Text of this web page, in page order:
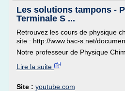
Les solutions tampons -
Terminale S ...
Retrouvez les cours de physique
site : http://www.bac-s.net/
Notre professeur de Physique
Lire la suite
Site : youtube.com